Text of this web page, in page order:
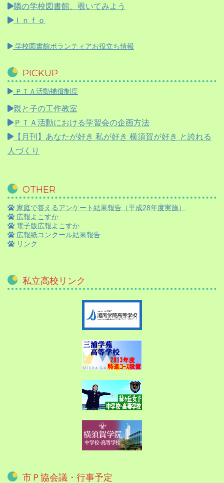
隣の学校図書館、覗いてみよう
Ｉｎｆｏ
学校図書館ボランティアお役立ち情報
PICKUP
ＰＴＡ活動補償制度
親と子の工作教室
ＰＴＡ活動における学習会の企画方法
【月刊】 あなたが好き 私が好き 横須賀が好き と誇れる
人づくり
OTHER
家庭で答えるアンケート結果報告（平成28年度実施）
広報よこすか
電子版広報よこすか
広報紙コンクール結果報告
リンク
私立高校リンク
市Ｐ協会議・行事予定